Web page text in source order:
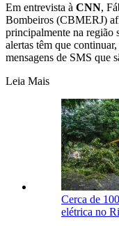
Em entrevista à CNN,
Bombeiros (CBMERJ)
principalmente na região
alertas têm que
mensagens de SMS que
Leia Mais
Cerca de
elétrica no